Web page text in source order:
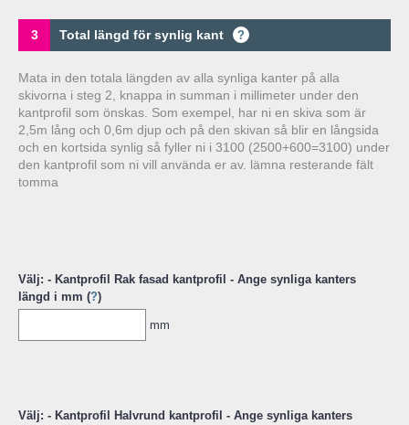
3 Total längd för synlig kant ?
Mata in den totala längden av alla synliga kanter på alla
skivorna i steg 2, knappa in summan i millimeter under den
kantprofil som önskas. Som exempel, har ni en skiva som är
2,5m lång och 0,6m djup och på den skivan så blir en långsida
och en kortsida synlig så fyller ni i 3100 (2500+600=3100) under
den kantprofil som ni vill använda er av. lämna resterande fält
tomma
Välj: - Kantprofil Rak fasad kantprofil - Ange synliga kanters
längd i mm (?)
mm
Välj: - Kantprofil Halvrund kantprofil - Ange synliga kanters